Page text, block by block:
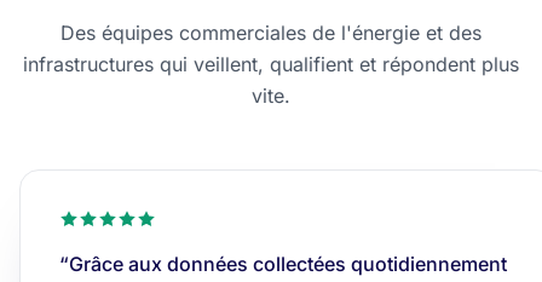
Des équipes commerciales de l'énergie et des
infrastructures qui veillent, qualifient et répondent plus
vite.
“Grâce aux données collectées quotidiennement